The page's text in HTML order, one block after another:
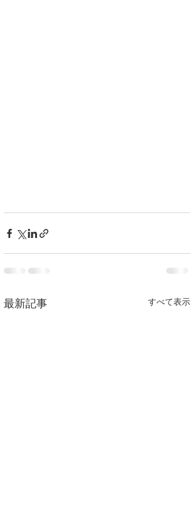
最新記事 すべて表示